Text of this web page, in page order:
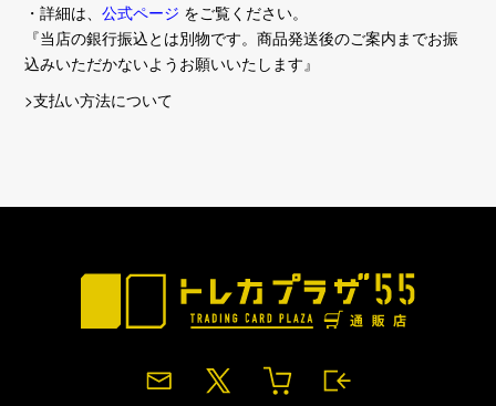
・詳細は、公式ページ をご覧ください。
『当店の銀行振込とは別物です。商品発送後のご案内までお振
込みいただかないようお願いいたします』
>支払い方法について